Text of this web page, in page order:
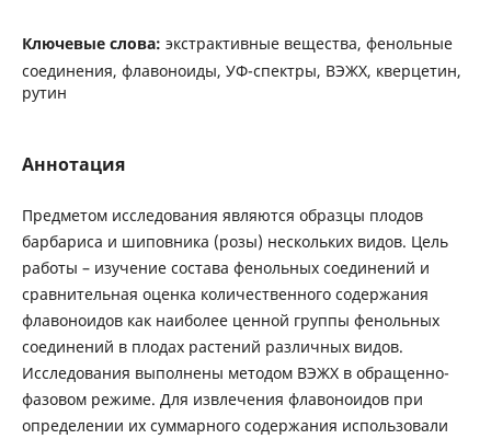
Ключевые слова: экстрактивные вещества, фенольные
соединения, флавоноиды, УФ-спектры, ВЭЖХ, кверцетин,
рутин
Аннотация
Предметом исследования являются образцы плодов
барбариса и шиповника (розы) нескольких видов. Цель
работы – изучение состава фенольных соединений и
сравнительная оценка количественного содержания
флавоноидов как наиболее ценной группы фенольных
соединений в плодах растений различных видов.
Исследования выполнены методом ВЭЖХ в обращенно-
фазовом режиме. Для извлечения флавоноидов при
определении их суммарного содержания использовали